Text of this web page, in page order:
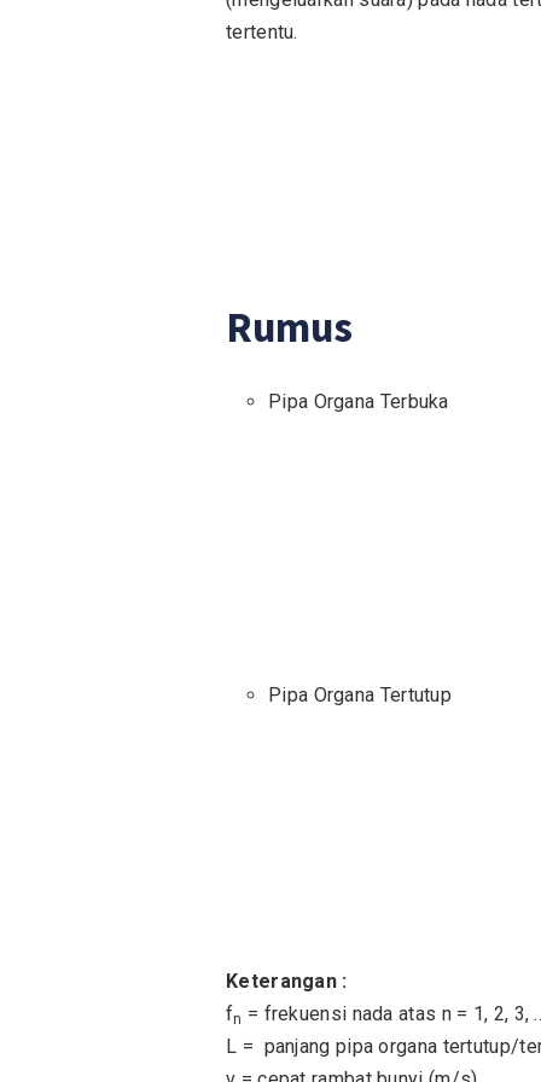
tertentu.
Rumus
Pipa Organa Terbuka
Pipa Organa Tertutup
Keterangan :
fn = frekuensi nada atas n = 1, 2, 3,
L = panjang pipa organa tertutup/